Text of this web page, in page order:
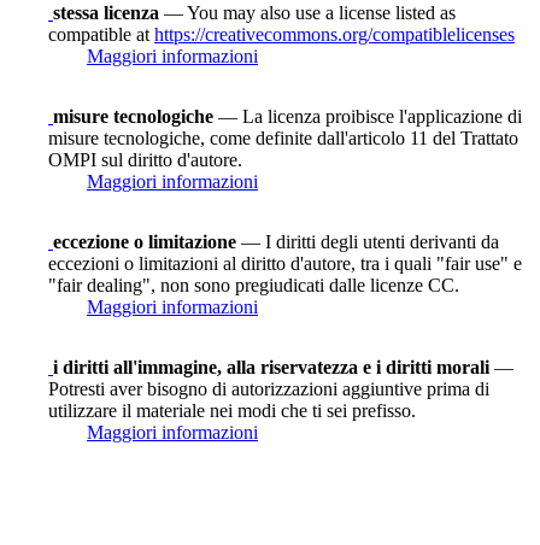
stessa licenza — You may also use a license listed as
compatible at https://creativecommons.org/compatiblelicenses
Maggiori informazioni
misure tecnologiche — La licenza proibisce l'applicazione di
misure tecnologiche, come definite dall'articolo 11 del Trattato
OMPI sul diritto d'autore.
Maggiori informazioni
eccezione o limitazione — I diritti degli utenti derivanti da
eccezioni o limitazioni al diritto d'autore, tra i quali "fair use" e
"fair dealing", non sono pregiudicati dalle licenze CC.
Maggiori informazioni
i diritti all'immagine, alla riservatezza e i diritti morali —
Potresti aver bisogno di autorizzazioni aggiuntive prima di
utilizzare il materiale nei modi che ti sei prefisso.
Maggiori informazioni